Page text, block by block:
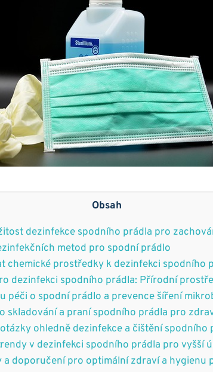
Obsah
dezinfekce spodního prádla pro
metod pro spodní prádlo
chemické prostředky k dezinfekci spodního
dezinfekci spodního prádla: Přírodní
péči o spodní prádlo a prevence šíření
skladování a praní spodního prádla pro
ohledně dezinfekce a čištění spodního
v dezinfekci spodního prádla pro vyšší
a doporučení pro optimální zdraví a hygienu